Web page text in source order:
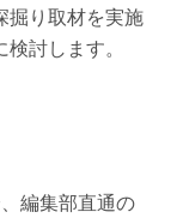
掘り取材を実施
討します。
編集部直通の